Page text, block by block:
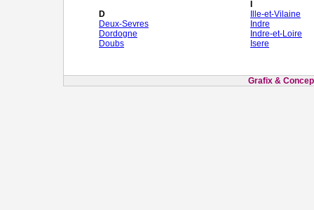
D
Deux-Sevres
Dordogne
Doubs
Ille-et-Vilaine
Indre
Indre-et-Loire
Isere
Grafix &